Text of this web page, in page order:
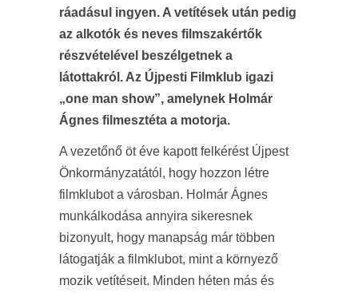
ráadásul ingyen. A vetítések után pedig
az alkotók és neves filmszakértők
részvételével beszélgetnek a
látottakról. Az Újpesti Filmklub igazi
„one man show”, amelynek Holmár
Ágnes filmesztéta a motorja.
A vezetőnő öt éve kapott felkérést Újpest
Önkormányzatától, hogy hozzon létre
filmklubot a városban. Holmár Ágnes
munkálkodása annyira sikeresnek
bizonyult, hogy manapság már többen
látogatják a filmklubot, mint a környező
mozik vetítéseit. Minden héten más és